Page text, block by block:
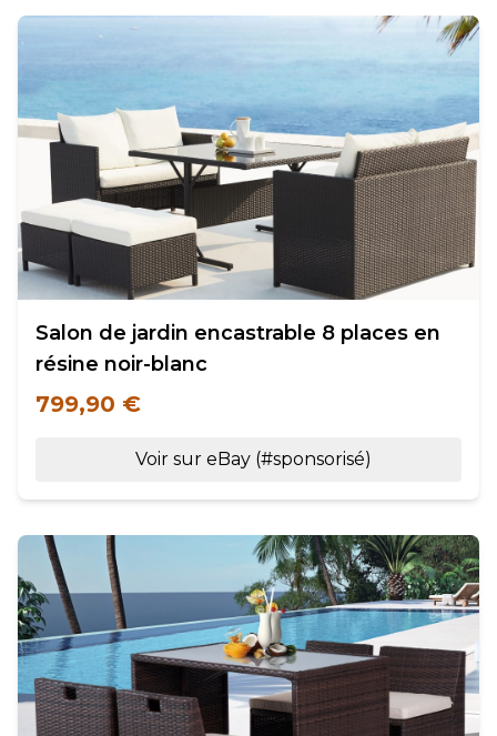
Salon de jardin encastrable 8 places en
résine noir-blanc
799,90 €
Voir sur eBay (#sponsorisé)